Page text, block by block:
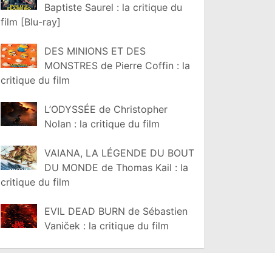
Baptiste Saurel : la critique du
film [Blu-ray]
DES MINIONS ET DES
MONSTRES de Pierre Coffin : la
critique du film
L’ODYSSÉE de Christopher
Nolan : la critique du film
VAIANA, LA LÉGENDE DU BOUT
DU MONDE de Thomas Kail : la
critique du film
EVIL DEAD BURN de Sébastien
Vaniček : la critique du film